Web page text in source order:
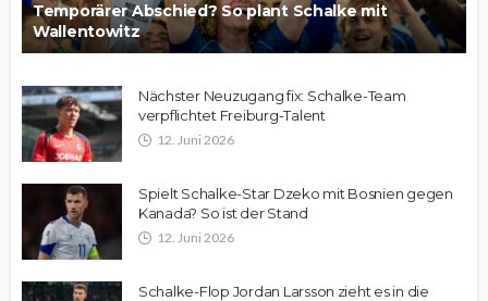
Temporärer Abschied? So plant Schalke mit
Wallentowitz
Nächster Neuzugang fix: Schalke-Team
verpflichtet Freiburg-Talent
12. Juni 2026
Spielt Schalke-Star Dzeko mit Bosnien gegen
Kanada? So ist der Stand
12. Juni 2026
Schalke-Flop Jordan Larsson zieht es in die